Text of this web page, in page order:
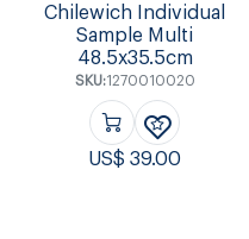
Chilewich Individual
Sample Multi
48.5x35.5cm
SKU:1270010020
US$39.00